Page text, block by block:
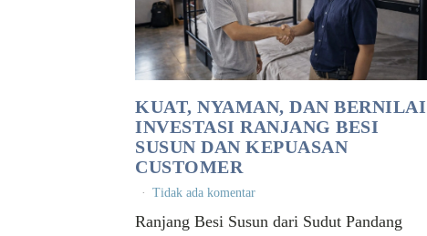
KUAT, NYAMAN, DAN BERNILAI
INVESTASI RANJANG BESI
SUSUN DAN KEPUASAN
CUSTOMER
Tidak ada komentar
Ranjang Besi Susun dari Sudut Pandang